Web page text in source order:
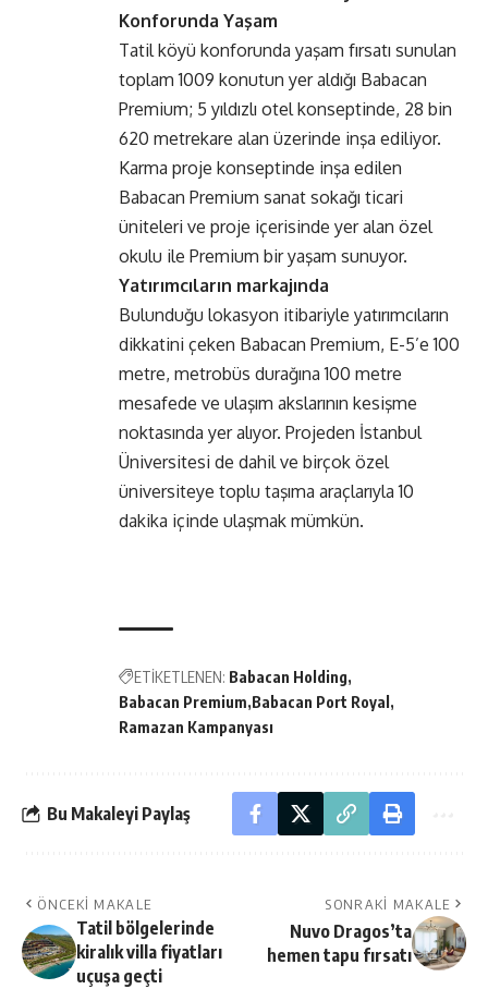
Konforunda Yaşam
Tatil köyü konforunda yaşam fırsatı sunulan
toplam 1009 konutun yer aldığı Babacan
Premium; 5 yıldızlı otel konseptinde, 28 bin
620 metrekare alan üzerinde inşa ediliyor.
Karma proje konseptinde inşa edilen
Babacan Premium sanat sokağı ticari
üniteleri ve proje içerisinde yer alan özel
okulu ile Premium bir yaşam sunuyor.
Yatırımcıların markajında
Bulunduğu lokasyon itibariyle yatırımcıların
dikkatini çeken Babacan Premium, E-5’e 100
metre, metrobüs durağına 100 metre
mesafede ve ulaşım akslarının kesişme
noktasında yer alıyor. Projeden İstanbul
Üniversitesi de dahil ve birçok özel
üniversiteye toplu taşıma araçlarıyla 10
dakika içinde ulaşmak mümkün.
ETİKETLENEN: Babacan Holding
Babacan Premium Babacan Port Royal
Ramazan Kampanyası
Bu Makaleyi Paylaş
ÖNCEKI MAKALE
Tatil bölgelerinde
kiralık villa fiyatları
uçuşa geçti
SONRAKI MAKALE
Nuvo Dragos’ta
hemen tapu fırsatı